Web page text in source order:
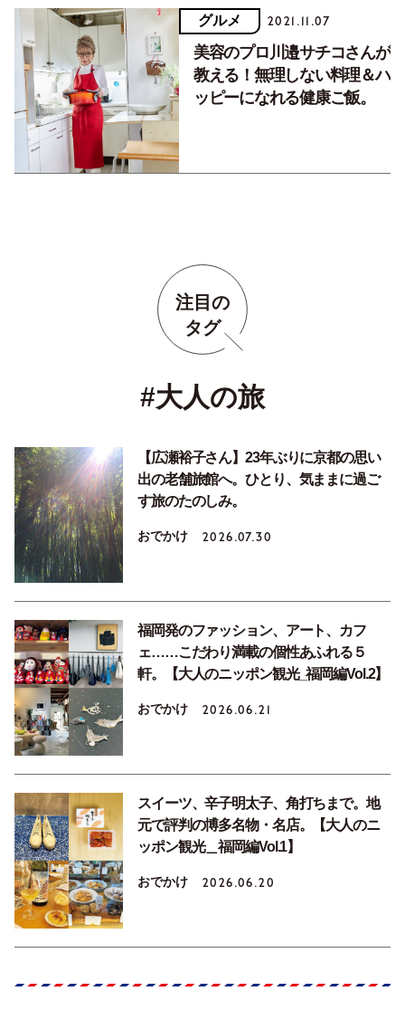
グルメ 2021.11.07
美容のプロ川邉サチコさんが
教える！無理しない料理＆ハ
ッピーになれる健康ご飯。
注目の
タグ
#大人の旅
【広瀬裕子さん】23年ぶりに京都の思い
出の老舗旅館へ。ひとり、気ままに過ご
す旅のたのしみ。
おでかけ 2026.07.30
福岡発のファッション、アート、カフ
ェ……こだわり満載の個性あふれる５
軒。【大人のニッポン観光_福岡編Vol.2】
おでかけ 2026.06.21
スイーツ、辛子明太子、角打ちまで。地
元で評判の博多名物・名店。【大人のニ
ッポン観光＿福岡編Vol.1】
おでかけ 2026.06.20